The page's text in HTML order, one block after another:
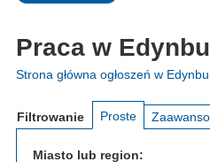
Praca w
Strona główna ogłoszeń w
Filtrowanie Proste
Miasto lub region: